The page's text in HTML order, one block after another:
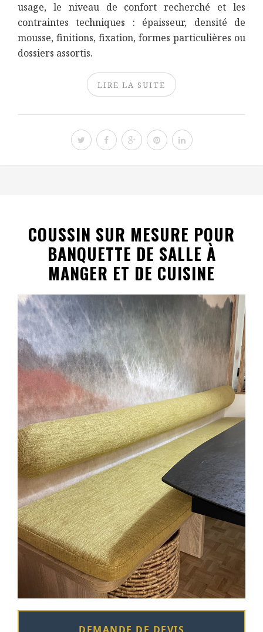
usage, le niveau de confort recherché et les
contraintes techniques : épaisseur, densité de
mousse, finitions, fixation, formes particulières ou
dossiers assortis.
LIRE LA SUITE
COUSSIN SUR MESURE POUR
BANQUETTE DE SALLE À
MANGER ET DE CUISINE